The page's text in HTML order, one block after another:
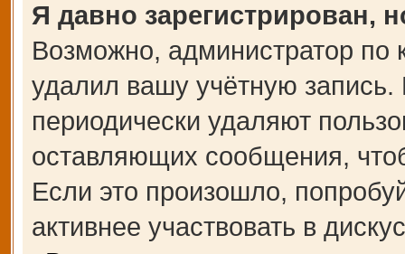
Я давно зарегистрирован,
Возможно, администратор по
удалил вашу учётную
периодически удаляют
оставляющих сообщения,
Если это произошло,
активнее участвовать в